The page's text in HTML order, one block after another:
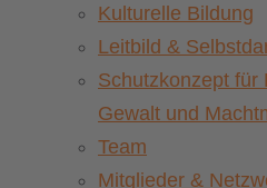
Kulturelle Bildung
Leitbild &
Schutzkonzept für
Gewalt und
Team
Mitglieder &